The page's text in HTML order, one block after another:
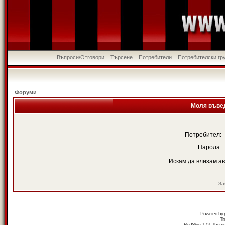
Въпроси/Отговори Търсене Потребители Потребителски
Форуми
Моля
Потребител:
Парола:
Искам да влизам
Powered by